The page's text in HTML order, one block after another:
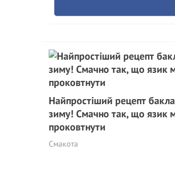
Найпростіший рецепт
зиму! Смачно так, що язик
проковтнути
Смакота